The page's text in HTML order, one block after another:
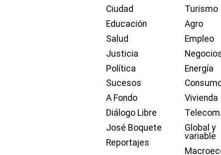
Ciudad
Educación
Salud
Justicia
Política
Sucesos
A Fondo
Diálogo Libre
José Boquete
Reportajes
Turismo
Agro
Empleo
Energía
Vivienda
Telecom.
Global y
variable